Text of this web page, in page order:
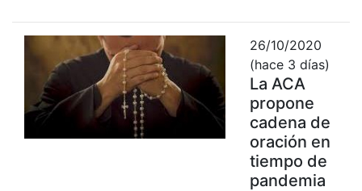
26/10/2020
(hace 3 días)
La ACA
propone
cadena de
oración en
tiempo de
pandemia